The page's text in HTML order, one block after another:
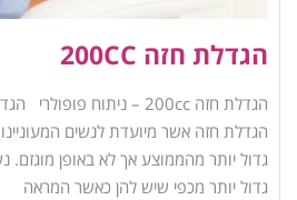
הגדלת חזה 200CC
הגדלת חזה אשר מיועדת לנשים
גדול יותר מהממוצע אך לא באופן מוגזם.
גדול יותר מכפי שיש להן כאשר המראה